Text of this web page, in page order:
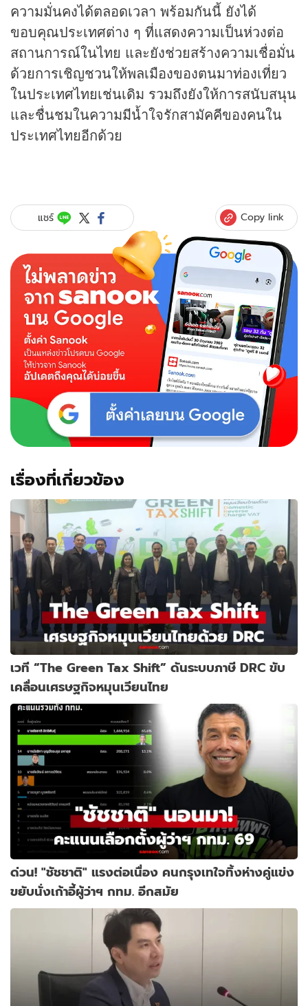
ความมั่นคงได้ตลอดเวลา พร้อมกันนี้ ยังได้
ขอบคุณประเทศต่าง ๆ ที่แสดงความเป็นห่วงต่อ
สถานการณ์ในไทย และยังช่วยสร้างความเชื่อมั่น
ด้วยการเชิญชวนให้พลเมืองของตนมาท่องเที่ยว
ในประเทศไทยเช่นเดิม รวมถึงยังให้การสนับสนุน
และชื่นชมในความมีน้ำใจรักสามัคคีของคนใน
ประเทศไทยอีกด้วย
แชร์ Copy link
เรื่องที่เกี่ยวข้อง
เวที “The Green Tax Shift” ดันระบบภาษี DRC ขับ
เคลื่อนเศรษฐกิจหมุนเวียนไทย
ด่วน! "ชัชชาติ" แรงต่อเนื่อง คนกรุงเทใจทิ้งห่างคู่แข่ง
ขยับนั่งเก้าอี้ผู้ว่าฯ กทม. อีกสมัย